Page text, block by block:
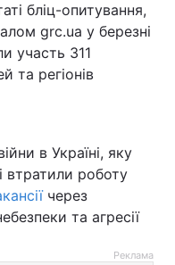
бліц-опитування,
grc.ua у березні
участь 311
та регіонів
в Україні, яку
втратили роботу
через
та агресії
Реклама